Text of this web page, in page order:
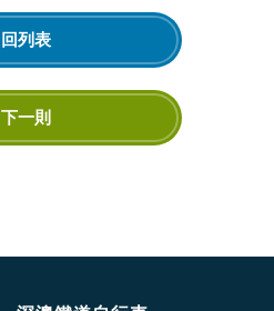
回列表
下一則